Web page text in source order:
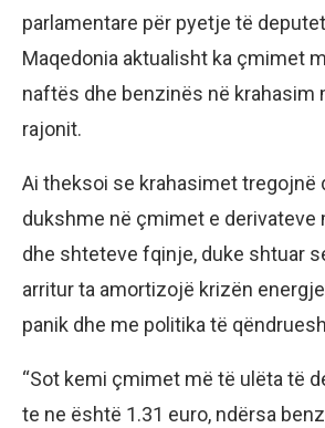
parlamentare për pyetje të
Maqedonia aktualisht ka çmimet
naftës dhe benzinës në krahasim
rajonit.
Ai theksoi se krahasimet tregojnë
dukshme në çmimet e derivateve
dhe shteteve fqinje, duke shtuar
arritur ta amortizojë krizën
panik dhe me politika të
“Sot kemi çmimet më të ulëta të
te ne është 1.31 euro, ndërsa